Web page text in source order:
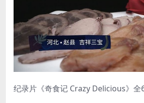
纪录片《奇食记 Crazy Delicious》全